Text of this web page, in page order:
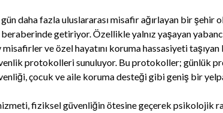
gün daha fazla uluslararası misafir ağırlayan bir şehir
beraberinde getiriyor. Özellikle yalnız yaşayan
ve özel hayatını koruma hassasiyeti
protokolleri sunuluyor. Bu protokoller; günlük
çocuk ve aile koruma desteği gibi geniş bir
fiziksel güvenliğin ötesine geçerek psikolojik